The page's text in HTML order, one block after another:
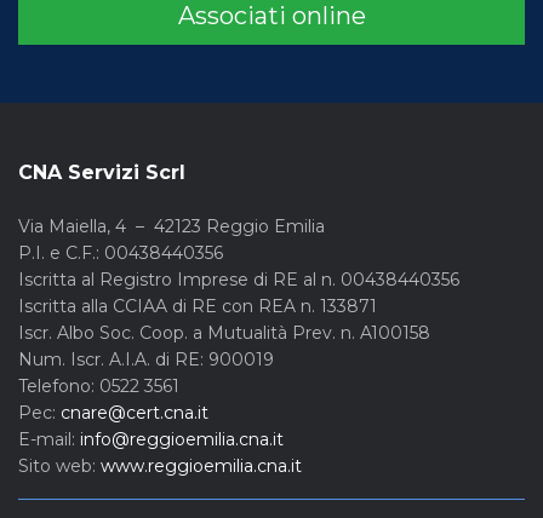
Associati online
CNA Servizi Scrl
Via Maiella, 4 – 42123 Reggio Emilia
P.I. e C.F.: 00438440356
Iscritta al Registro Imprese di RE al n. 00438440356
Iscritta alla CCIAA di RE con REA n. 133871
Iscr. Albo Soc. Coop. a Mutualità Prev. n. A100158
Num. Iscr. A.I.A. di RE: 900019
Telefono: 0522 3561
Pec: cnare@cert.cna.it
E-mail: info@reggioemilia.cna.it
Sito web: www.reggioemilia.cna.it